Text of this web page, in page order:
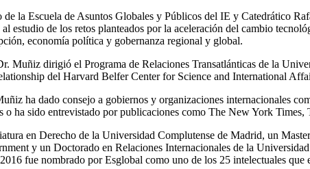
la Escuela de Asuntos Globales y Públicos del IE y Catedrático
estudio de los retos planteados por la aceleración del cambio
economía política y gobernanza regional y global.
Muñiz dirigió el Programa de Relaciones Transatlánticas de la
del Harvard Belfer Center for Science and International
ha dado consejo a gobiernos y organizaciones internacionales
o ha sido entrevistado por publicaciones como The New York Times,
en Derecho de la Universidad Complutense de Madrid, un
y un Doctorado en Relaciones Internacionales de la
fue nombrado por Esglobal como uno de los 25 intelectuales que